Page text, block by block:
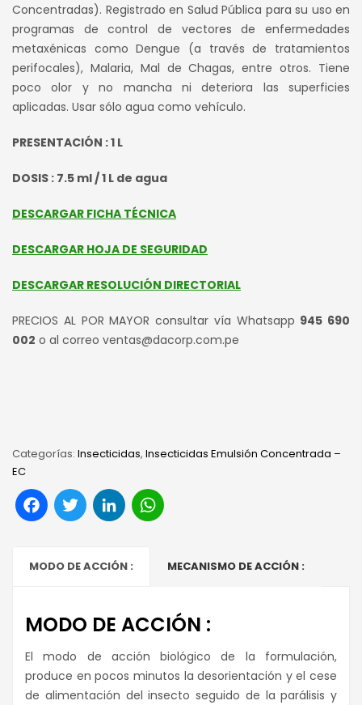
Concentradas). Registrado en Salud Pública para su uso en
programas de control de vectores de enfermedades
metaxénicas como Dengue (a través de tratamientos
perifocales), Malaria, Mal de Chagas, entre otros. Tiene
poco olor y no mancha ni deteriora las superficies
aplicadas. Usar sólo agua como vehículo.
PRESENTACIÓN : 1 L
DOSIS : 7.5 ml / 1 L de agua
DESCARGAR FICHA TÉCNICA
DESCARGAR HOJA DE SEGURIDAD
DESCARGAR RESOLUCIÓN DIRECTORIAL
PRECIOS AL POR MAYOR consultar vía Whatsapp 945 690
002 o al correo ventas@dacorp.com.pe
Categorías: Insecticidas, Insecticidas Emulsión Concentrada –
EC
Facebook
TwitterLinkedIn
MODO DE ACCIÓN : MECANISMO DE ACCIÓN :
MODO DE ACCIÓN :
El modo de acción biológico de la formulación,
produce en pocos minutos la desorientación y el cese
de alimentación del insecto seguido de la parálisis y